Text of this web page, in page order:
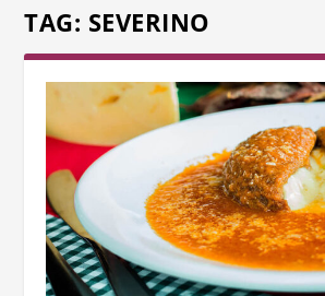
TAG: SEVERINO